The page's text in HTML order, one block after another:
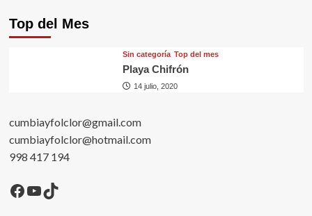
Top del Mes
Sin categorí­a Top del mes
Playa Chifrón
14 julio, 2020
cumbiayfolclor@gmail.com
cumbiayfolclor@hotmail.com
998 417 194
Facebook
YouTube
TikTok